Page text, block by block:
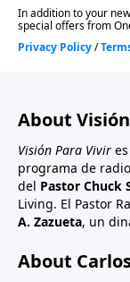
About
Visión Para Vivir
programa de
del Pastor Chuck
Living. El Pastor
A. Zazueta, un
About